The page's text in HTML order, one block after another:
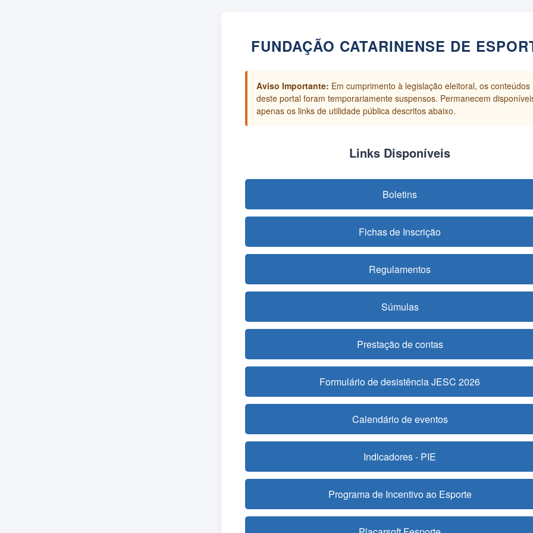
FUNDAÇÃO CATARINENSE DE
Aviso Importante: Em cumprimento à legislação eleitoral, os conteúdos
deste portal foram temporariamente suspensos. Permanecem
apenas os links de utilidade pública descritos abaixo.
Links Disponíveis
Boletins
Fichas de Inscrição
Regulamentos
Súmulas
Prestação de contas
Formulário de desistência JESC 2026
Calendário de eventos
Indicadores - PIE
Programa de Incentivo ao Esporte